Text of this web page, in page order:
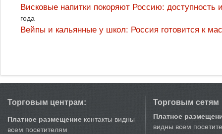
Висковые напитки покоряют Россию:
года
Вейпы и кальянные у школ: Россия готовится к
Торговым центрам:
Платное размещение контакты видны
всем посетителям
Торговым сетям
Платное
видны всем